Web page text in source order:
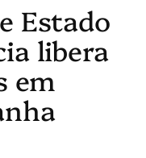
Estado
libera
em